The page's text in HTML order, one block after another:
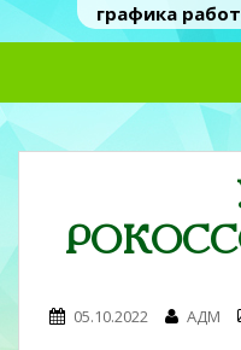
графика
i
05.10.2022 АДМ